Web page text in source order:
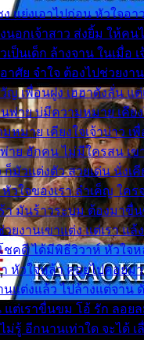
ง แย่งเอาไปก่อน หัวใจอ
อกเจ้าสาว ส่งยิ้ม ให้คนไ
เป็นเด็ก ล้างจาน ในเมื่อ
ศัย จำใจ ต้องไปช่วยงาน
ญ เพื่อนฝูง เฮฮาดังลั่น แต่
พ่าย บ่มีความหมาย เคียง
มาย เคียงใจเจ้าบ่าว เพื่
าย ฮักคน ไม่มีใครสน เข
ก็มัวแต่งตัว สวยเด่น นั่งเคี
หัวใจของเรา ลำเค็ญ ใคร
า มันร้าวระบม ต้องมาขื่
ยงานเขาแต่ง แต่เรา แล้
ชคดี ได้มีพิธีวิวาห์ หัวใจ
หัวใจหล้า คอยไปคอยม
นแต่งแล้ว ไปล้างแต่จาน
แต่เราขื่นขม โอ้ รัก ลอย
ม่รู้ อีกนานเท่าใด จะได้